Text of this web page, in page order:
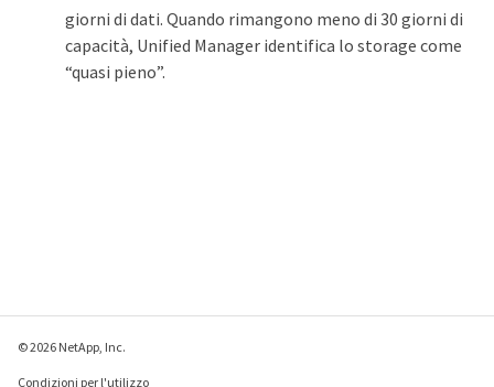
giorni di dati. Quando rimangono meno di 30 giorni di
capacità, Unified Manager identifica lo storage come
“quasi pieno”.
© 2026 NetApp, Inc.
Condizioni per l'utilizzo